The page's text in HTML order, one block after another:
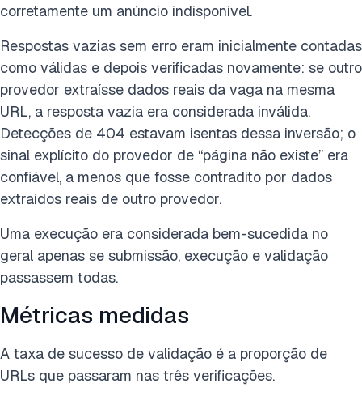
corretamente um anúncio indisponível.
Respostas vazias sem erro eram inicialmente contadas
como válidas e depois verificadas novamente: se outro
provedor extraísse dados reais da vaga na mesma
URL, a resposta vazia era considerada inválida.
Detecções de 404 estavam isentas dessa inversão; o
sinal explícito do provedor de “página não existe” era
confiável, a menos que fosse contradito por dados
extraídos reais de outro provedor.
Uma execução era considerada bem-sucedida no
geral apenas se submissão, execução e validação
passassem todas.
Métricas medidas
A taxa de sucesso de validação é a proporção de
URLs que passaram nas três verificações.